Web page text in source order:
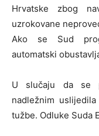
Hrvatske zbog
uzrokovane
Ako se Sud
automatski
U slučaju da se
nadležnim
tužbe. Odluke Suda